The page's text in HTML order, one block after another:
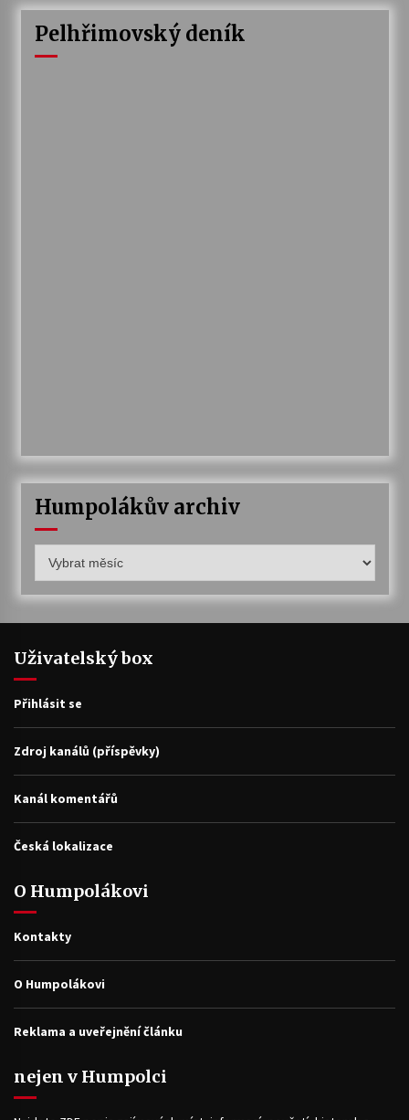
Pelhřimovský deník
Humpolákův archiv
archiv
Uživatelský box
Přihlásit se
Zdroj kanálů (příspěvky)
Kanál komentářů
Česká lokalizace
O Humpolákovi
Kontakty
O Humpolákovi
Reklama a uveřejnění článku
nejen v Humpolci